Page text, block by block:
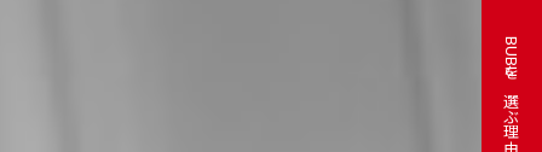
BUBUを選ぶ理由